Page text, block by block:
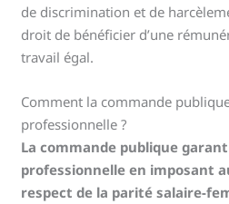
de discrimination et de
droit de bénéficier d’une
travail égal.
Comment la commande
professionnelle ?
La commande publique
professionnelle en imposant
respect de la parité salaire-